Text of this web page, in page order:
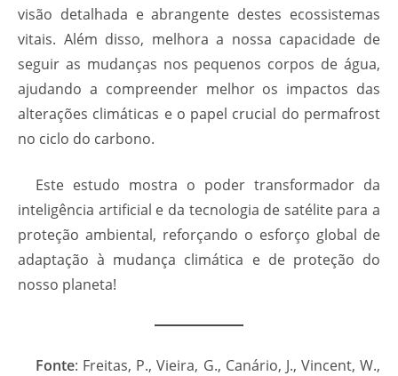
visão detalhada e abrangente destes ecossistemas
vitais. Além disso, melhora a nossa capacidade de
seguir as mudanças nos pequenos corpos de água,
ajudando a compreender melhor os impactos das
alterações climáticas e o papel crucial do permafrost
no ciclo do carbono.
Este estudo mostra o poder transformador da
inteligência artificial e da tecnologia de satélite para a
proteção ambiental, reforçando o esforço global de
adaptação à mudança climática e de proteção do
nosso planeta!
Fonte: Freitas, P., Vieira, G., Canário, J., Vincent, W.,